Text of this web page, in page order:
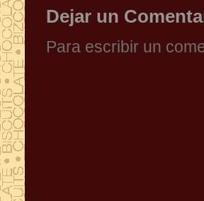
Dejar un
Para escribir un